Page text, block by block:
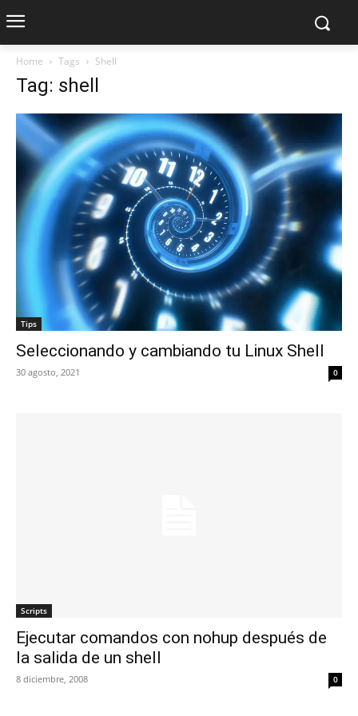
Home Tags Shell
Tag: shell
Tips
Seleccionando y cambiando tu Linux Shell
30 agosto, 2021 0
Scripts
Ejecutar comandos con nohup después de
la salida de un shell
8 diciembre, 2008 0